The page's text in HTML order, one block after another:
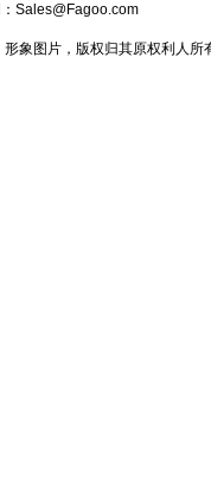
Sales@Fagoo.com
象图片，版权归其原权利人所